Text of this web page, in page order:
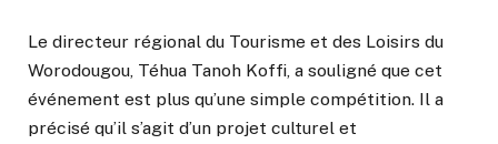
Le directeur régional du Tourisme et des Loisirs du
Worodougou, Téhua Tanoh Koffi, a souligné que cet
événement est plus qu’une simple compétition. Il a
précisé qu’il s’agit d’un projet culturel et